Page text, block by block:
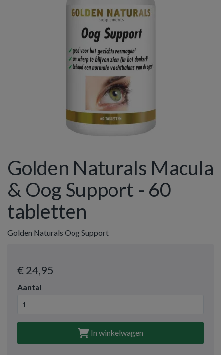
Golden Naturals Macula
& Oog Support - 60
tabletten
Golden Naturals Oog Support
€ 24,95
Aantal
In winkelwagen